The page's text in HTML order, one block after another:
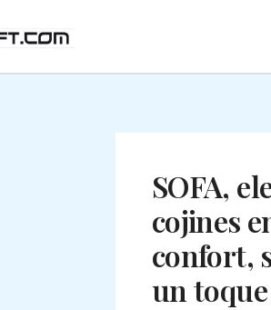
SOFA,
cojines
confort,
un